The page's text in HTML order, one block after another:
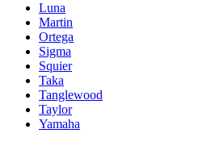
Luna
Martin
Ortega
Sigma
Squier
Taka
Tanglewood
Taylor
Yamaha